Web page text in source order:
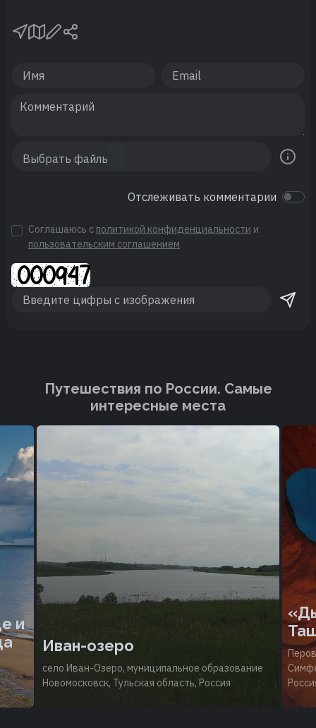
Отслеживать комментарии
Соглашаюсь с политикой конфиденциальности и
пользовательским соглашением
Путешествия по России. Cамые
интересные места
и
Иван-озеро
село Иван-Озеро, муниципальное образование
Новомосковск, Тульская область, Россия